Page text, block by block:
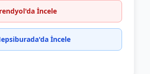
İncele
İncele